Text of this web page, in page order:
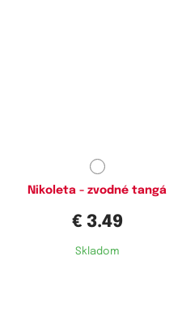
Nikoleta - zvodné tangá
€ 3.49
Skladom